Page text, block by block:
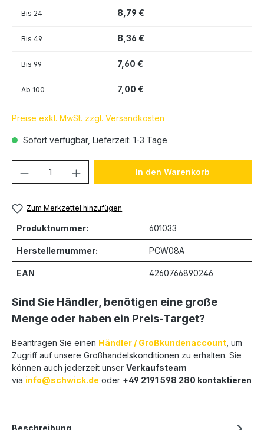
Bis 24 8,79 €
Bis 49 8,36 €
Bis 99 7,60 €
Ab 100 7,00 €
Preise exkl. MwSt. zzgl. Versandkosten
Sofort verfügbar, Lieferzeit: 1-3 Tage
Produkt Anzahl: Gib denIn den Warenkorb
Zum Merkzettel hinzufügen
Produktnummer: 601033
Herstellernummer: PCW08A
EAN 4260766890246
Sind Sie Händler, benötigen eine große
Menge oder haben ein Preis-Target?
Beantragen Sie einen Händler / Großkundenaccount , um
Zugriff auf unsere Großhandelskonditionen zu erhalten. Sie
können auch jederzeit unser Verkaufsteam
via info@schwick.de oder +49 2191 598 280 kontaktieren